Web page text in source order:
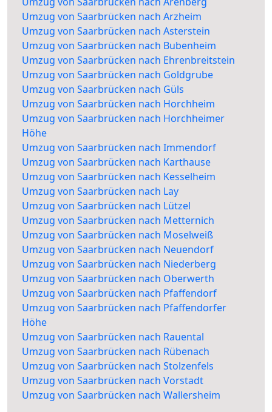
Umzug von Saarbrücken nach Arzheim
Umzug von Saarbrücken nach Asterstein
Umzug von Saarbrücken nach Bubenheim
Umzug von Saarbrücken nach Ehrenbreitstein
Umzug von Saarbrücken nach Goldgrube
Umzug von Saarbrücken nach Güls
Umzug von Saarbrücken nach Horchheim
Umzug von Saarbrücken nach Horchheimer
Höhe
Umzug von Saarbrücken nach Immendorf
Umzug von Saarbrücken nach Karthause
Umzug von Saarbrücken nach Kesselheim
Umzug von Saarbrücken nach Lay
Umzug von Saarbrücken nach Lützel
Umzug von Saarbrücken nach Metternich
Umzug von Saarbrücken nach Moselweiß
Umzug von Saarbrücken nach Neuendorf
Umzug von Saarbrücken nach Niederberg
Umzug von Saarbrücken nach Oberwerth
Umzug von Saarbrücken nach Pfaffendorf
Umzug von Saarbrücken nach Pfaffendorfer
Höhe
Umzug von Saarbrücken nach Rauental
Umzug von Saarbrücken nach Rübenach
Umzug von Saarbrücken nach Stolzenfels
Umzug von Saarbrücken nach Vorstadt
Umzug von Saarbrücken nach Wallersheim